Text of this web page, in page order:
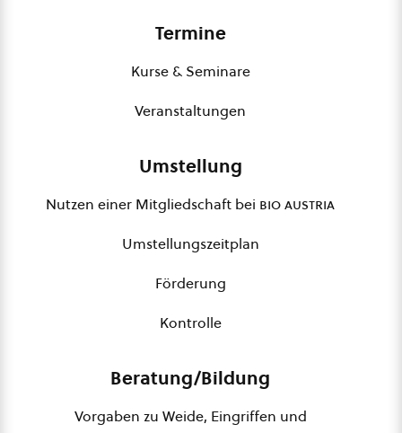
Termine
Kurse & Seminare
Veranstaltungen
Umstellung
Nutzen einer Mitgliedschaft bei bio austria
Umstellungszeitplan
Förderung
Kontrolle
Beratung/Bildung
Vorgaben zu Weide, Eingriffen und